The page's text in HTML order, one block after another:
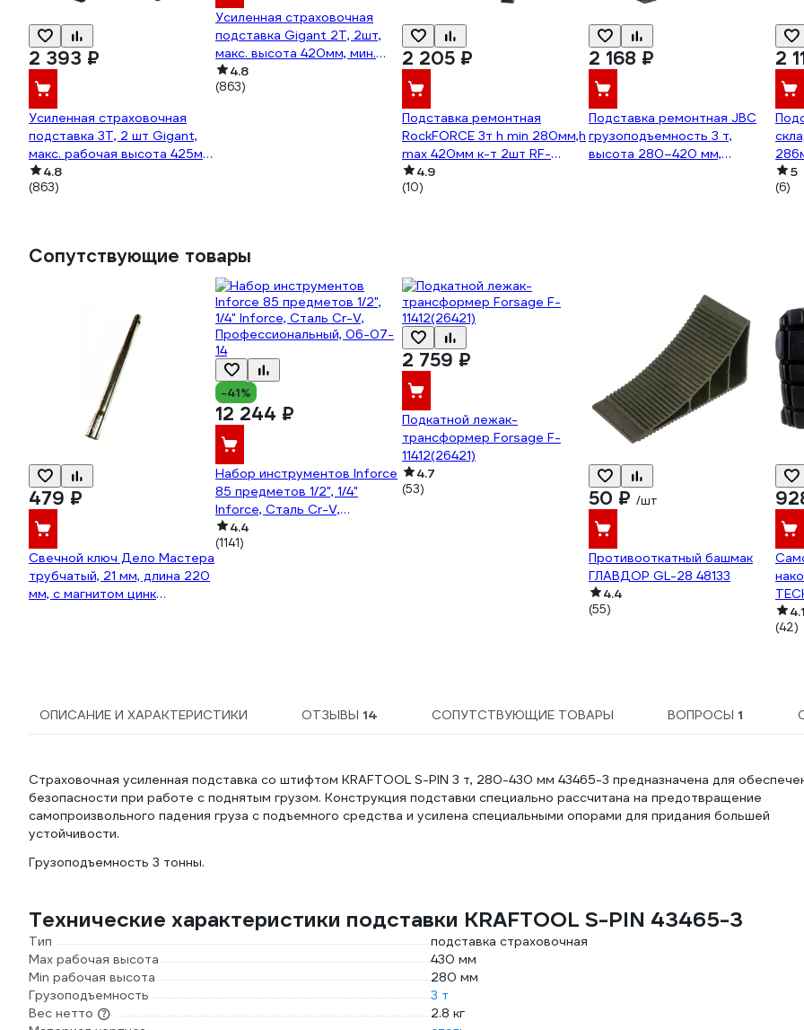
2 393 ₽
Усиленная страховочная
подставка 3Т, 2 шт Gigant,
макс. рабочая высота 425мм,
мин. рабочая высота 285мм,
HDS-3
4.8
(863)
Усиленная страховочная
подставка Gigant 2Т, 2шт,
макс. высота 420мм, мин.
высота 278мм, HDS-2
4.8
(863)
2 205 ₽
Подставка ремонтная
RockFORCE 3т h min 280мм,h
max 420мм к-т 2шт RF-
TH53003B RF-
TH53003B(57385)
4.9
(10)
2 168 ₽
Подставка ремонтная JBC
грузоподъемность 3 т,
высота 280–420 мм,
2
5
(6)
Сопутствующие товары
479 ₽
Свечной ключ Дело Мастера
трубчатый, 21 мм, длина 220
мм, с магнитом цинк
-41%
12 244 ₽
Набор инструментов Inforce
85 предметов 1/2", 1/4"
Inforce, Сталь Cr-V,
Профессиональный, 06-07-
14
4.4
(1141)
2 759 ₽
Подкатной лежак-
трансформер Forsage F-
11412(26421)
4.7
(53) 50 ₽ /шт
Противооткатный башмак
ГЛАВДОР GL-28 48133
4.4
(55)
4.1
(42)
ОПИСАНИЕ И ХАРАКТЕРИСТИКИ ОТЗЫВЫ 14 СОПУТСТВУЮЩИЕ ТОВАРЫ ВОПРОСЫ 1
Cтраховочная усиленная подставка со штифтом KRAFTOOL S-PIN 3 т, 280-430 мм 43465-3 предназначена для
безопасности при работе с поднятым грузом. Конструкция подставки специально рассчитана на предотвращение
самопроизвольного падения груза с подъемного средства и усилена специальными опорами для придания большей
устойчивости.
Грузоподъемность 3 тонны.
Технические характеристики подставки KRAFTOOL S-PIN 43465-3
Тип
подставка страховочная
Max рабочая высота
430 мм
Min рабочая высота
280 мм
Грузоподъемность
3 т
Вес нетто
2.8 кг